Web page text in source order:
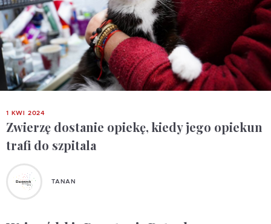
1 KWI 2024
Zwierzę dostanie opiekę, kiedy jego opiekun
trafi do szpitala
TANAN